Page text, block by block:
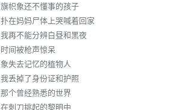
旗帜象还不懂事的孩子
扑在妈妈尸体上哭喊着回家
我再不能分辨白昼和黑夜
时间被枪声惊呆
象失去记忆的植物人
我丢掉了身份证和护照
那个曾经熟悉的世界
在刺刀挑起的黎明中